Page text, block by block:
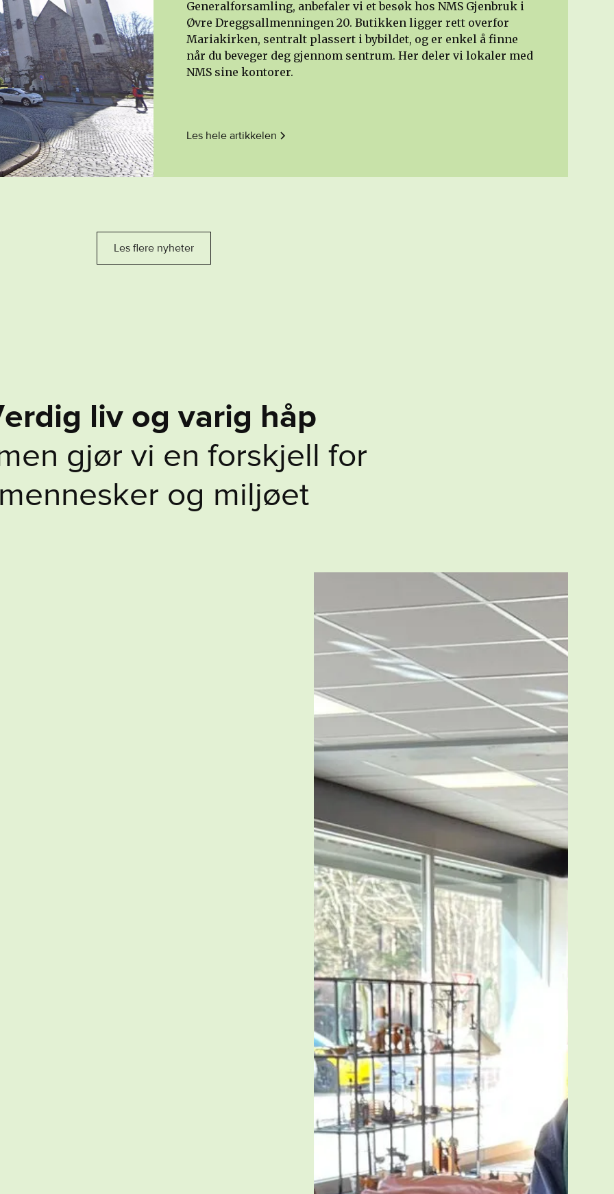
Generalforsamling, anbefaler vi et besøk hos NMS Gjenbruk i
Øvre Dreggsallmenningen 20. Butikken ligger rett overfor
Mariakirken, sentralt plassert i bybildet, og er enkel å finne
når du beveger deg gjennom sentrum. Her deler vi lokaler med
NMS sine kontorer.‍
Les hele artikkelen
Les flere nyheter
erdig liv og varig håp
en gjør vi en forskjell for
mennesker og miljøet